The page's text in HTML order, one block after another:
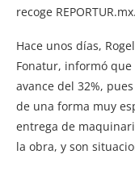
recoge REPORTUR.mx.
Hace unos días,
Fonatur, informó
avance del 32%,
de una forma muy
entrega de
la obra, y son